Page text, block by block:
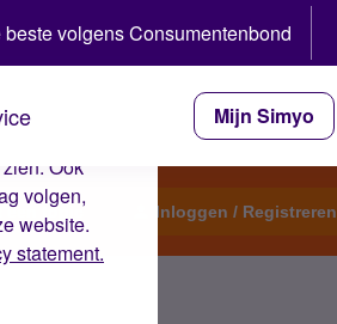
op de
Ook
volgen,
website.
statement.
beste volgens Consumentenbond
Mijn Simyo
een topic Inloggen / Registreren